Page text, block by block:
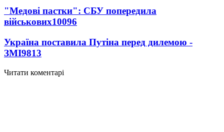
"Медові пастки": СБУ попередила
військових10096
Україна поставила Путіна перед дилемою -
ЗМІ9813
Читати коментарі